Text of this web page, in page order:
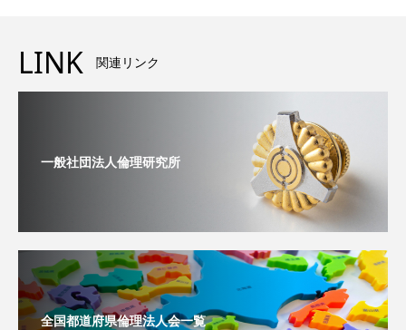
LINK 関連リンク
一般社団法人倫理研究所
全国都道府県倫理法人会一覧